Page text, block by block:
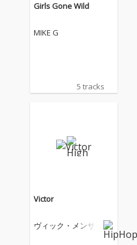
Girls Gone Wild
MIKE G
5 tracks
Victor
ヴィック・メンサ